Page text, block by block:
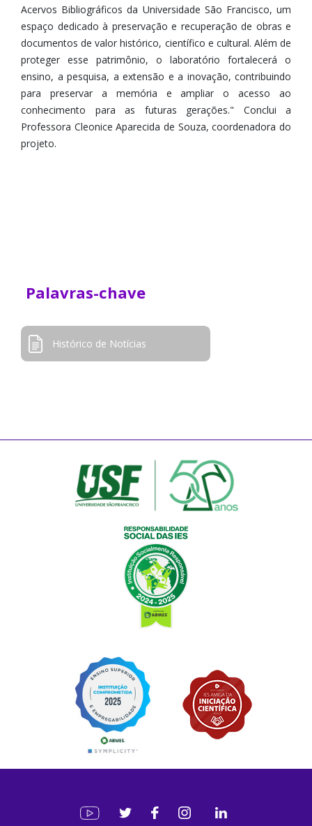
Acervos Bibliográficos da Universidade São Francisco, um
espaço dedicado à preservação e recuperação de obras e
documentos de valor histórico, científico e cultural. Além de
proteger esse patrimônio, o laboratório fortalecerá o
ensino, a pesquisa, a extensão e a inovação, contribuindo
para preservar a memória e ampliar o acesso ao
conhecimento para as futuras gerações." Conclui a
Professora Cleonice Aparecida de Souza, coordenadora do
projeto.
Palavras-chave
Histórico de Notícias